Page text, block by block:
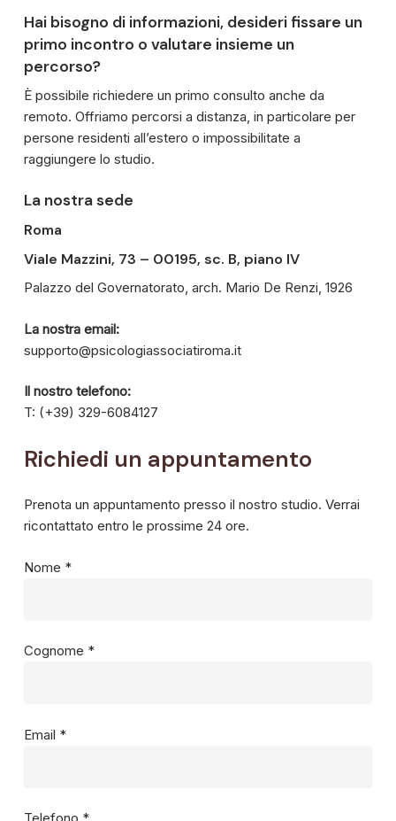
Hai bisogno di informazioni, desideri fissare un
primo incontro o valutare insieme un
percorso?
È possibile richiedere un primo consulto anche da
remoto. Offriamo percorsi a distanza, in particolare per
persone residenti all’estero o impossibilitate a
raggiungere lo studio.
La nostra sede
Roma
Viale Mazzini, 73 – 00195, sc. B, piano IV
Palazzo del Governatorato, arch. Mario De Renzi, 1926
La nostra email:
supporto@psicologiassociatiroma.it
Il nostro telefono:
T: (+39) 329-6084127
Richiedi un appuntamento
Prenota un appuntamento presso il nostro studio. Verrai
ricontattato entro le prossime 24 ore.
Nome *
Cognome *
Email *